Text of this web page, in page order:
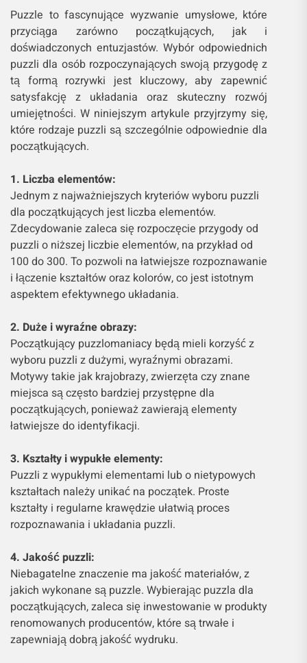
Puzzle to fascynujące wyzwanie umysłowe, które
przyciąga zarówno początkujących, jak i
doświadczonych entuzjastów. Wybór odpowiednich
puzzli dla osób rozpoczynających swoją przygodę z
tą formą rozrywki jest kluczowy, aby zapewnić
satysfakcję z układania oraz skuteczny rozwój
umiejętności. W niniejszym artykule przyjrzymy się,
które rodzaje puzzli są szczególnie odpowiednie dla
początkujących.
1. Liczba elementów:
Jednym z najważniejszych kryteriów wyboru puzzli
dla początkujących jest liczba elementów.
Zdecydowanie zaleca się rozpoczęcie przygody od
puzzli o niższej liczbie elementów, na przykład od
100 do 300. To pozwoli na łatwiejsze rozpoznawanie
i łączenie kształtów oraz kolorów, co jest istotnym
aspektem efektywnego układania.
2. Duże i wyraźne obrazy:
Początkujący puzzlomaniacy będą mieli korzyść z
wyboru puzzli z dużymi, wyraźnymi obrazami.
Motywy takie jak krajobrazy, zwierzęta czy znane
miejsca są często bardziej przystępne dla
początkujących, ponieważ zawierają elementy
łatwiejsze do identyfikacji.
3. Kształty i wypukłe elementy:
Puzzli z wypukłymi elementami lub o nietypowych
kształtach należy unikać na początek. Proste
kształty i regularne krawędzie ułatwią proces
rozpoznawania i układania puzzli.
4. Jakość puzzli:
Niebagatelne znaczenie ma jakość materiałów, z
jakich wykonane są puzzle. Wybierając puzzla dla
początkujących, zaleca się inwestowanie w produkty
renomowanych producentów, które są trwałe i
zapewniają dobrą jakość wydruku.